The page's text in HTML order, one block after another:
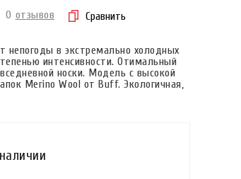
0 отзывов Сравнить
непогоды в экстремально холодных
интенсивности. Отимальный
носки. Модель с высокой
Merino Wool от Buff. Экологичная,